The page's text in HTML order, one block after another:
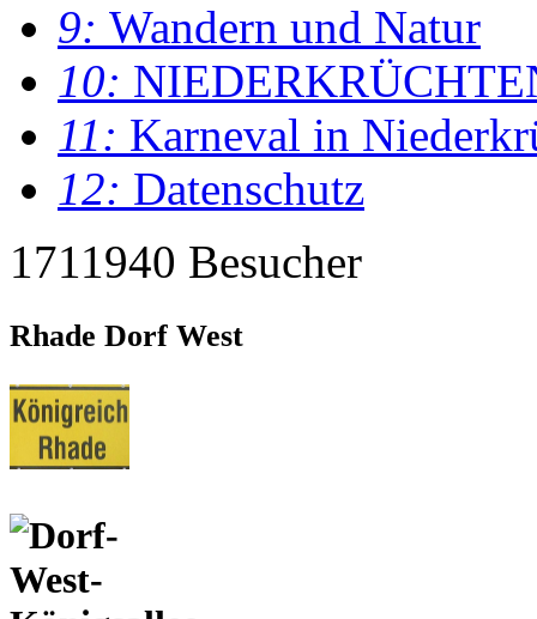
9: Wandern und Natur
10:
11: Karneval in
12: Datenschutz
1711940 Besucher
Rhade Dorf West